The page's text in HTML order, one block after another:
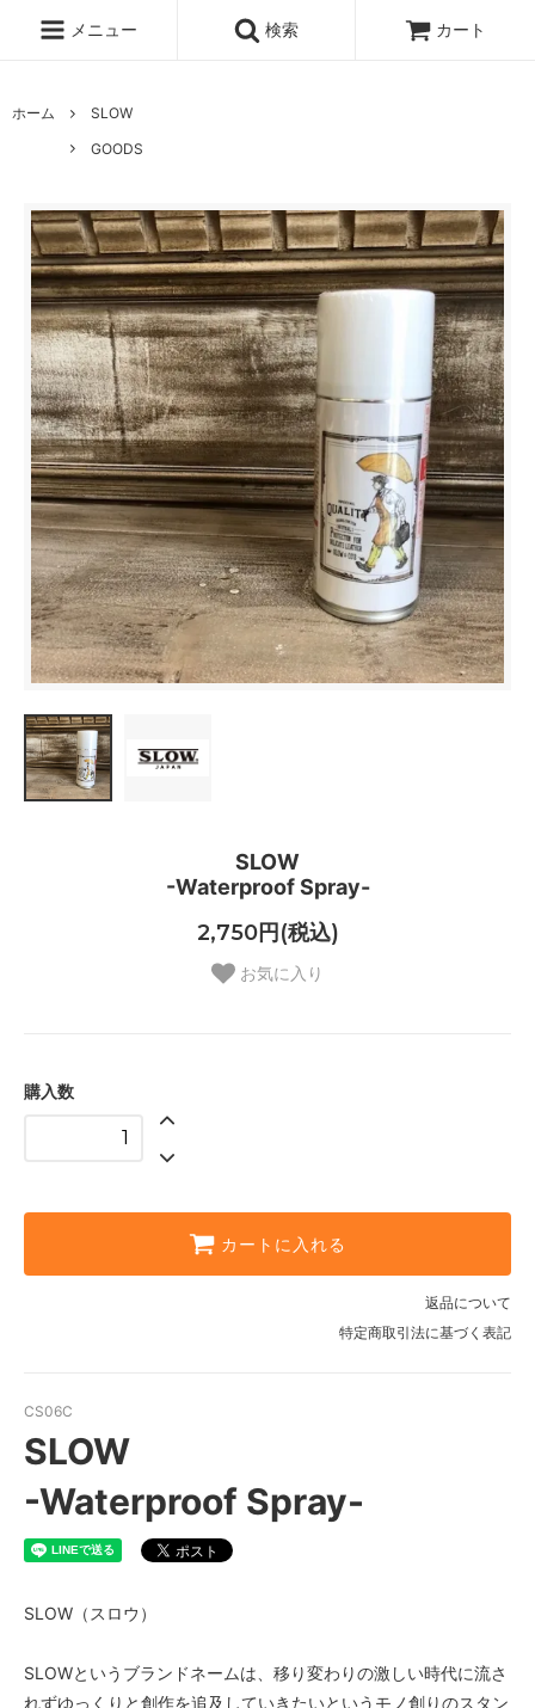
メニュー 検索 カート
ホーム
SLOW
GOODS
SLOW
-Waterproof Spray-
2,750円(税込)
お気に入り
購入数
カートに入れる
返品について
特定商取引法に基づく表記
CS06C
SLOW
-Waterproof Spray-
SLOW（スロウ）
SLOWというブランドネームは、移り変わりの激しい時代に流さ
れずゆっくりと創作を追及していきたいというモノ創りのスタン